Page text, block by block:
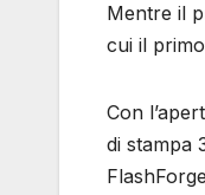
Mentre il
cui il
Con
di stampa